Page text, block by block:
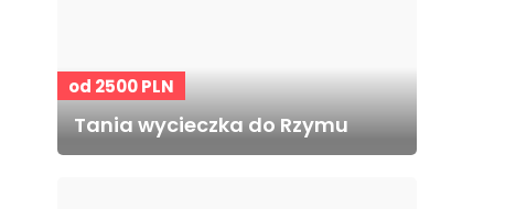
od 2500 PLN
Tania wycieczka do Rzymu